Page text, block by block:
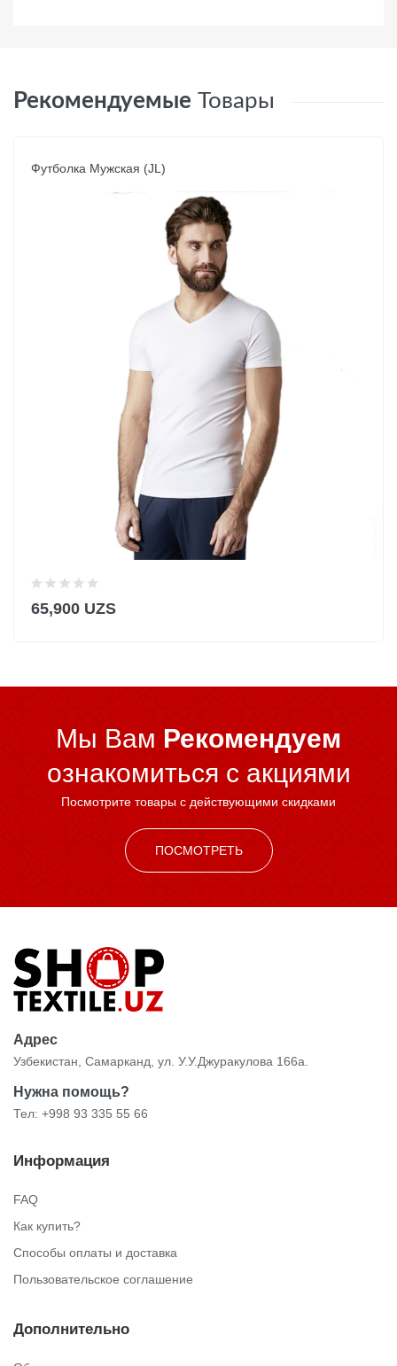
Рекомендуемые Товары
Футболка Мужская (JL)
65,900 UZS
Мы Вам Рекомендуем
ознакомиться c акциями
Посмотрите товары с действующими скидками
ПОСМОТРЕТЬ
Адрес
Узбекистан, Самарканд, ул. У.У.Джуракулова 166а.
Нужна помощь?
Тел: +998 93 335 55 66
Информация
FAQ
Как купить?
Способы оплаты и доставка
Пользовательское соглашение
Дополнительно